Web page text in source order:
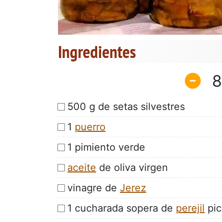
Ingredientes
8
500 g de setas silvestres
1 puerro
1 pimiento verde
aceite de oliva virgen
vinagre de Jerez
1 cucharada sopera de perejil